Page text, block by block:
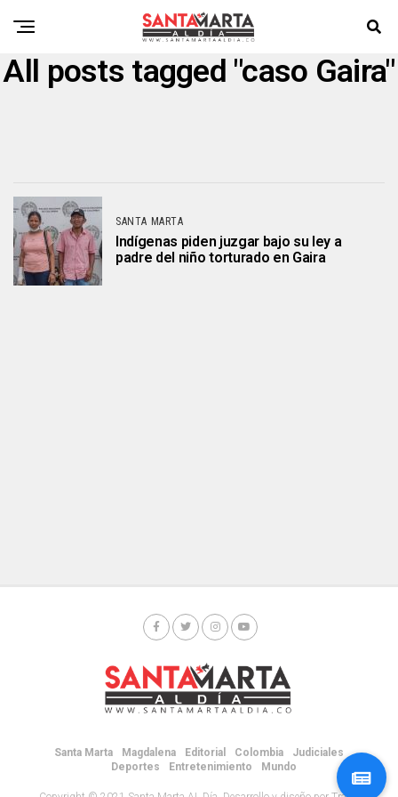
All posts tagged "caso Gaira"
SANTA MARTA
Indígenas piden juzgar bajo su ley a
padre del niño torturado en Gaira
Santa Marta Magdalena Editorial Colombia
Judiciales
Deportes
Entretenimiento Mundo